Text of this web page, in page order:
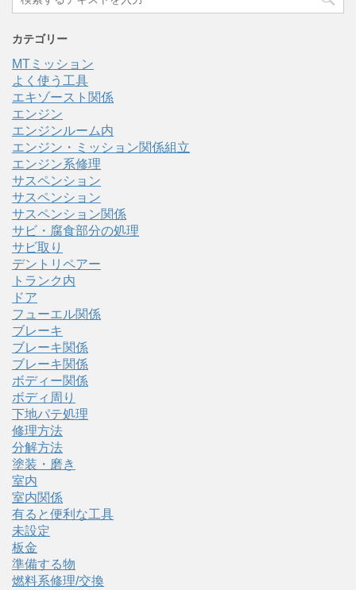
カテゴリー
MTミッション
よく使う工具
エキゾースト関係
エンジン
エンジンルーム内
エンジン・ミッション関係組立
エンジン系修理
サスペンション
サスペンション
サスペンション関係
サビ・腐食部分の処理
サビ取り
デントリペアー
トランク内
ドア
フューエル関係
ブレーキ
ブレーキ関係
ブレーキ関係
ボディー関係
ボディ周り
下地パテ処理
修理方法
分解方法
塗装・磨き
室内
室内関係
有ると便利な工具
未設定
板金
準備する物
燃料系修理/交換